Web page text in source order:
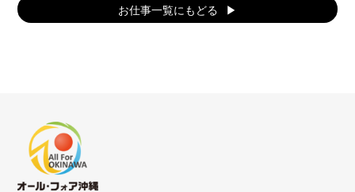
お仕事一覧にもどる